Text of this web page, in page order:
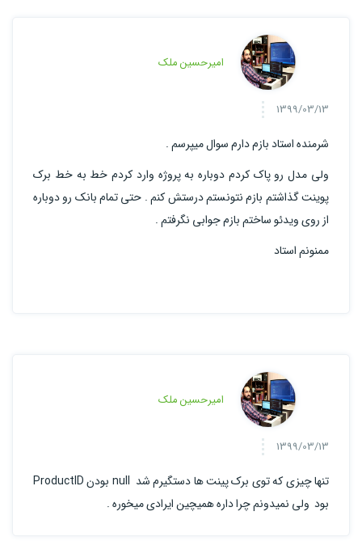
امیرحسین ملک
1399/03/13
شرمنده استاد بازم دارم سوال میپرسم .
ولی مدل رو پاک کردم دوباره به پروژه وارد کردم خط به خط برک
پوینت گذاشتم بازم نتونستم درستش کنم . حتی تمام بانک رو دوباره
از روی ویدئو ساختم بازم جوابی نگرفتم .
ممنونم استاد
امیرحسین ملک
1399/03/13
تنها چیزی که توی برک پینت ها دستگیرم شد null بودن ProductID
بود ولی نمیدونم چرا داره همیچین ایرادی میخوره .